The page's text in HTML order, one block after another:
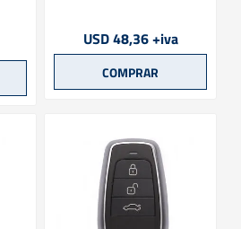
USD 48,36 +iva